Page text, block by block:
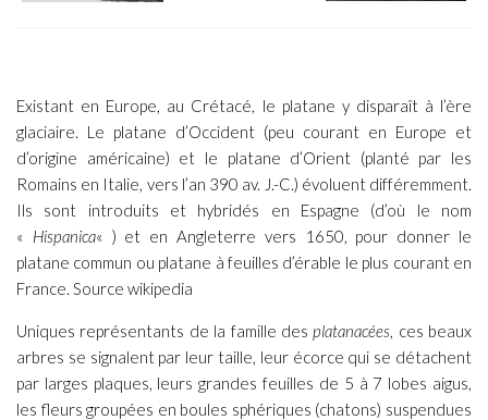
Existant en Europe, au Crétacé, le platane y disparaît à l’ère
glaciaire. Le platane d’Occident (peu courant en Europe et
d’origine américaine) et le platane d’Orient (planté par les
Romains en Italie, vers l’an 390 av. J.-C.) évoluent différemment.
Ils sont introduits et hybridés en Espagne (d’où le nom
« Hispanica« ) et en Angleterre vers 1650, pour donner le
platane commun ou platane à feuilles d’érable le plus courant en
France. Source wikipedia
Uniques représentants de la famille des platanacées, ces beaux
arbres se signalent par leur taille, leur écorce qui se détachent
par larges plaques, leurs grandes feuilles de 5 à 7 lobes aigus,
les fleurs groupées en boules sphériques (chatons) suspendues